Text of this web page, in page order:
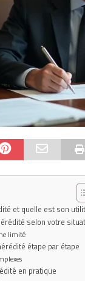
et quelle est son
selon votre
limité
étape par étape
en pratique